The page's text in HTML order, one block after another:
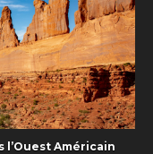
l’Ouest Américain